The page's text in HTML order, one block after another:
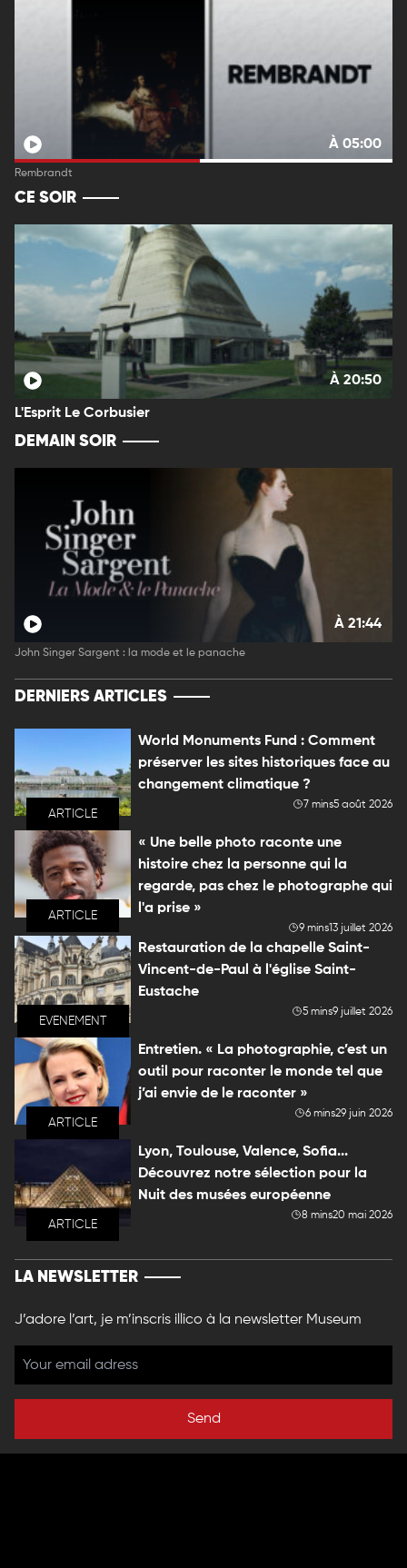
À 05:00
Rembrandt
CE SOIR
À 20:50
L'Esprit Le Corbusier
DEMAIN SOIR
À 21:44
John Singer Sargent : la mode et le panache
DERNIERS ARTICLES
ARTICLE
World Monuments Fund : Comment
préserver les sites historiques face au
changement climatique ?
7 mins5 août 2026
ARTICLE
« Une belle photo raconte une
histoire chez la personne qui la
regarde, pas chez le photographe qui
l'a prise »
9 mins13 juillet 2026
EVENEMENT
Restauration de la chapelle Saint-
Vincent-de-Paul à l'église Saint-
Eustache
5 mins9 juillet 2026
ARTICLE
Entretien. « La photographie, c’est un
outil pour raconter le monde tel que
j’ai envie de le raconter »
6 mins29 juin 2026
ARTICLE
Lyon, Toulouse, Valence, Sofia...
Découvrez notre sélection pour la
Nuit des musées européenne
8 mins20 mai 2026
LA NEWSLETTER
J’adore l’art, je m’inscris illico à la newsletter Museum
Send